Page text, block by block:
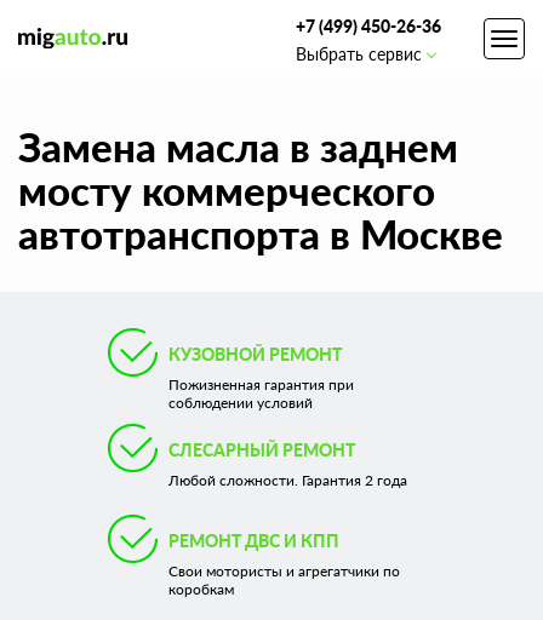
+7 (499) 450-26-36
Выбрать сервис
Замена масла в заднем
мосту коммерческого
автотранспорта в Москве
КУЗОВНОЙ РЕМОНТ
Пожизненная гарантия при
соблюдении условий
СЛЕСАРНЫЙ РЕМОНТ
Любой сложности. Гарантия 2 года
РЕМОНТ ДВС И КПП
Свои мотористы и агрегатчики по
коробкам